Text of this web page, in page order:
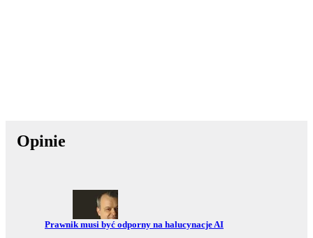
Opinie
Przejdź do:
Prawnik musi być odporny na halucynacje AI